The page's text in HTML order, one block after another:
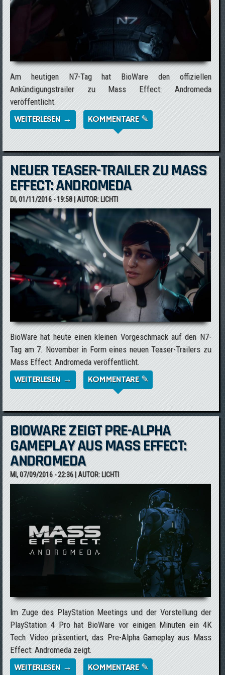
Am heutigen N7-Tag hat BioWare den offiziellen
Ankündigungstrailer zu Mass Effect: Andromeda
veröffentlicht.
WEITERLESEN → ÜBER N7-TAG 2016: OFFIZIELLER
ANKÜNDIGUNGSTRAILER ZU MASS EFFECT:
ANDROMEDA
KOMMENTARE ✎
NEUER TEASER-TRAILER ZU MASS
EFFECT: ANDROMEDA
DI, 01/11/2016 - 19:58| AUTOR:LICHTI
BioWare hat heute einen kleinen Vorgeschmack auf den N7-
Tag am 7. November in Form eines neuen Teaser-Trailers zu
Mass Effect: Andromeda veröffentlicht.
WEITERLESEN → ÜBER NEUER TEASER-TRAILER ZU MASS
EFFECT: ANDROMEDA
KOMMENTARE ✎
BIOWARE ZEIGT PRE-ALPHA
GAMEPLAY AUS MASS EFFECT:
ANDROMEDA
MI, 07/09/2016 - 22:36| AUTOR: LICHTI
Im Zuge des PlayStation Meetings und der Vorstellung der
PlayStation 4 Pro hat BioWare vor einigen Minuten ein 4K
Tech Video präsentiert, das Pre-Alpha Gameplay aus Mass
Effect: Andromeda zeigt.
WEITERLESEN → ÜBER BIOWARE ZEIGT PRE-ALPHA
KOMMENTARE ✎